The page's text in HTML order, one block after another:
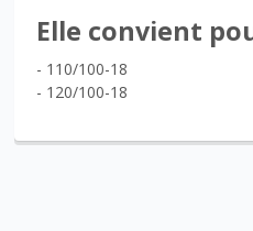
Elle convient
- 110/100-18
- 120/100-18